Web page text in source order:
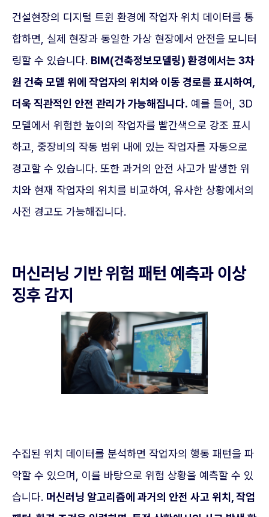
건설현장의 디지털 트윈 환경에 작업자 위치 데이터를 통
합하면, 실제 현장과 동일한 가상 현장에서 안전을 모니터
링할 수 있습니다. BIM(건축정보모델링) 환경에서는 3차
원 건축 모델 위에 작업자의 위치와 이동 경로를 표시하여,
더욱 직관적인 안전 관리가 가능해집니다. 예를 들어, 3D
모델에서 위험한 높이의 작업자를 빨간색으로 강조 표시
하고, 중장비의 작동 범위 내에 있는 작업자를 자동으로
경고할 수 있습니다. 또한 과거의 안전 사고가 발생한 위
치와 현재 작업자의 위치를 비교하여, 유사한 상황에서의
사전 경고도 가능해집니다.
머신러닝 기반 위험 패턴 예측과 이상
징후 감지
수집된 위치 데이터를 분석하면 작업자의 행동 패턴을 파
악할 수 있으며, 이를 바탕으로 위험 상황을 예측할 수 있
습니다. 머신러닝 알고리즘에 과거의 안전 사고 위치, 작업